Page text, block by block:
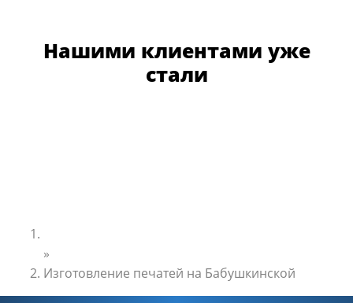
Нашими клиентами уже
стали
»
Изготовление печатей на Бабушкинской